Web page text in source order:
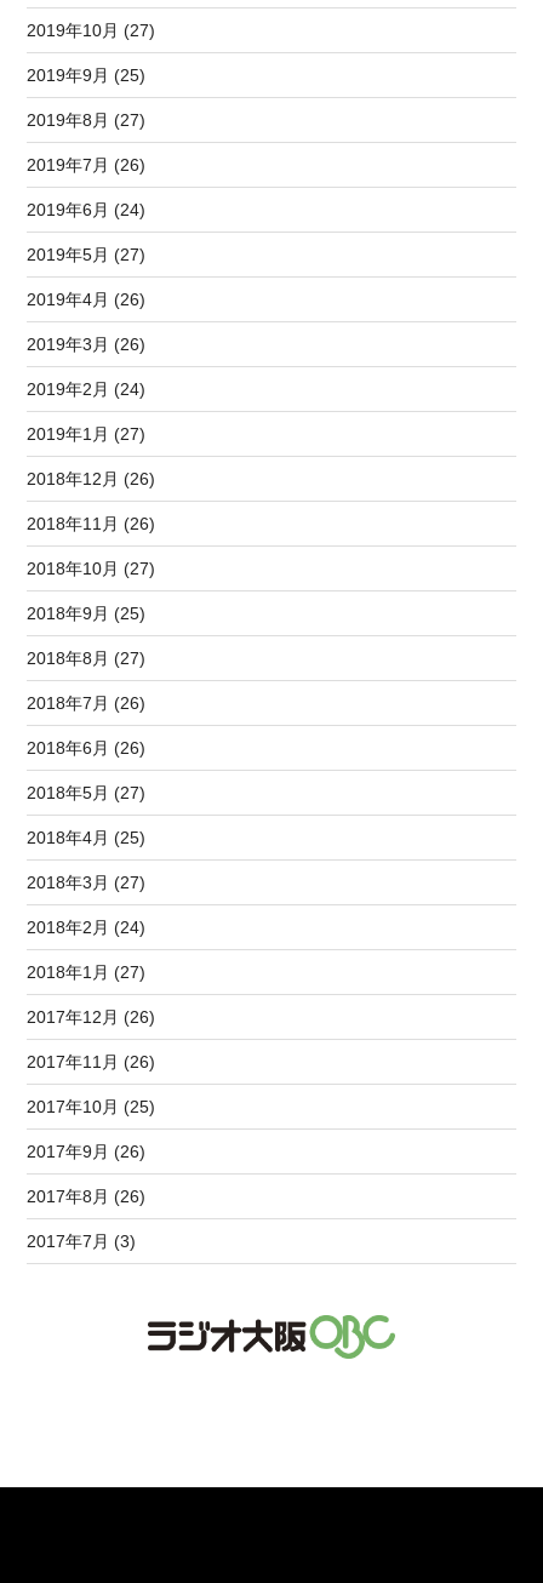
2019年10月 (27)
2019年9月 (25)
2019年8月 (27)
2019年7月 (26)
2019年6月 (24)
2019年5月 (27)
2019年4月 (26)
2019年3月 (26)
2019年2月 (24)
2019年1月 (27)
2018年12月 (26)
2018年11月 (26)
2018年10月 (27)
2018年9月 (25)
2018年8月 (27)
2018年7月 (26)
2018年6月 (26)
2018年5月 (27)
2018年4月 (25)
2018年3月 (27)
2018年2月 (24)
2018年1月 (27)
2017年12月 (26)
2017年11月 (26)
2017年10月 (25)
2017年9月 (26)
2017年8月 (26)
2017年7月 (3)